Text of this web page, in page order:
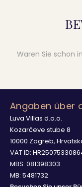
Waren Sie schon
Angaben über
Luva Villas d.o.o.
Kozarčeve stube 8
10000 Zagreb,
VAT ID:
MBS: 081398303
MB: 5481732